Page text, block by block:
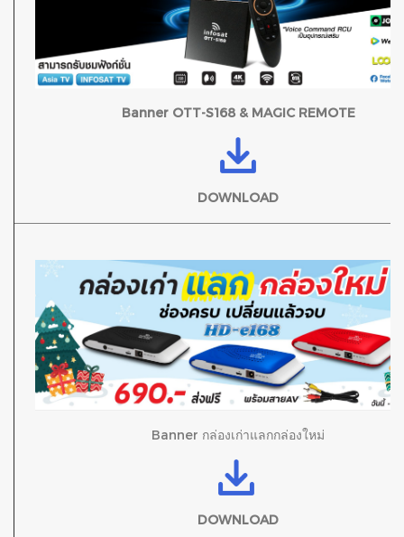
Banner OTT-S168 & MAGIC REMOTE
DOWNLOAD
Banner กล่องเก่าแลกกล่องใหม่
DOWNLOAD